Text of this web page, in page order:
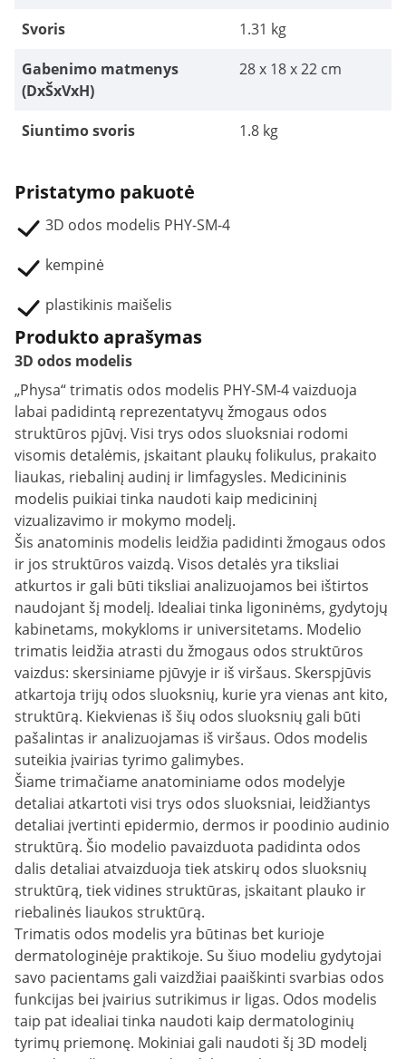
Svoris
1.31 kg
Gabenimo matmenys
(DxŠxVxH)
28 x 18 x 22 cm
Siuntimo svoris 1.8 kg
Pristatymo pakuotė
3D odos modelis PHY-SM-4
kempinė
plastikinis maišelis
Produkto aprašymas
3D odos modelis
„Physa“ trimatis odos modelis PHY-SM-4 vaizduoja
labai padidintą reprezentatyvų žmogaus odos
struktūros pjūvį. Visi trys odos sluoksniai rodomi
visomis detalėmis, įskaitant plaukų folikulus, prakaito
liaukas, riebalinį audinį ir limfagysles. Medicininis
modelis puikiai tinka naudoti kaip medicininį
vizualizavimo ir mokymo modelį.
Šis anatominis modelis leidžia padidinti žmogaus odos
ir jos struktūros vaizdą. Visos detalės yra tiksliai
atkurtos ir gali būti tiksliai analizuojamos bei ištirtos
naudojant šį modelį. Idealiai tinka ligoninėms, gydytojų
kabinetams, mokykloms ir universitetams. Modelio
trimatis leidžia atrasti du žmogaus odos struktūros
vaizdus: skersiniame pjūvyje ir iš viršaus. Skerspjūvis
atkartoja trijų odos sluoksnių, kurie yra vienas ant kito,
struktūrą. Kiekvienas iš šių odos sluoksnių gali būti
pašalintas ir analizuojamas iš viršaus. Odos modelis
suteikia įvairias tyrimo galimybes.
Šiame trimačiame anatominiame odos modelyje
detaliai atkartoti visi trys odos sluoksniai, leidžiantys
detaliai įvertinti epidermio, dermos ir poodinio audinio
struktūrą. Šio modelio pavaizduota padidinta odos
dalis detaliai atvaizduoja tiek atskirų odos sluoksnių
struktūrą, tiek vidines struktūras, įskaitant plauko ir
riebalinės liaukos struktūrą.
Trimatis odos modelis yra būtinas bet kurioje
dermatologinėje praktikoje. Su šiuo modeliu gydytojai
savo pacientams gali vaizdžiai paaiškinti svarbias odos
funkcijas bei įvairius sutrikimus ir ligas. Odos modelis
taip pat idealiai tinka naudoti kaip dermatologinių
tyrimų priemonę. Mokiniai gali naudoti šį 3D modelį